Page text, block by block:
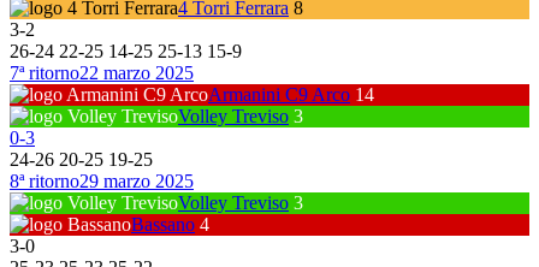
4 Torri Ferrara 8
3-2
26-24 22-25 14-25 25-13 15-9
7ª ritorno22 marzo 2025
Armanini C9 Arco 14
Volley Treviso 3
0-3
24-26 20-25 19-25
8ª ritorno29 marzo 2025
Volley Treviso 3
Bassano 4
3-0